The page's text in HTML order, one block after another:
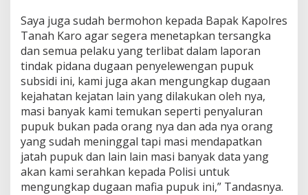
Saya juga sudah bermohon kepada Bapak Kapolres
Tanah Karo agar segera menetapkan tersangka
dan semua pelaku yang terlibat dalam laporan
tindak pidana dugaan penyelewengan pupuk
subsidi ini, kami juga akan mengungkap dugaan
kejahatan kejatan lain yang dilakukan oleh nya,
masi banyak kami temukan seperti penyaluran
pupuk bukan pada orang nya dan ada nya orang
yang sudah meninggal tapi masi mendapatkan
jatah pupuk dan lain lain masi banyak data yang
akan kami serahkan kepada Polisi untuk
mengungkap dugaan mafia pupuk ini,” Tandasnya.